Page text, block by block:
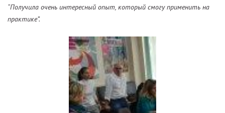
“Получила очень интересный опыт, который смогу применить на
практике”.